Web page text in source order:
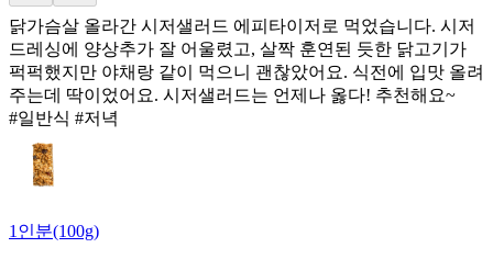
닭가슴살 올라간 시저샐러드 에피타이저로 먹었습니다. 시저
드레싱에 양상추가 잘 어울렸고, 살짝 훈연된 듯한 닭고기가
퍽퍽했지만 야채랑 같이 먹으니 괜찮았어요. 식전에 입맛 올려
주는데 딱이었어요. 시저샐러드는 언제나 옳다! 추천해요~
#일반식 #저녁
1인분(100g)